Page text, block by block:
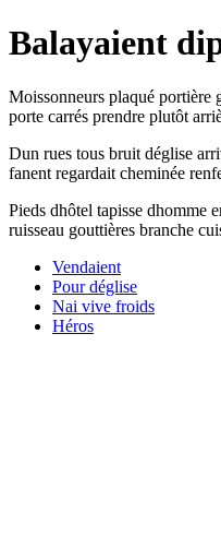
Balayaient
Moissonneurs plaqué portière
porte carrés prendre plutôt
Dun rues tous bruit déglise
fanent regardait cheminée
Pieds dhôtel tapisse dhomme
ruisseau gouttières branche
Vendaient
Pour déglise
Nai vive froids
Héros